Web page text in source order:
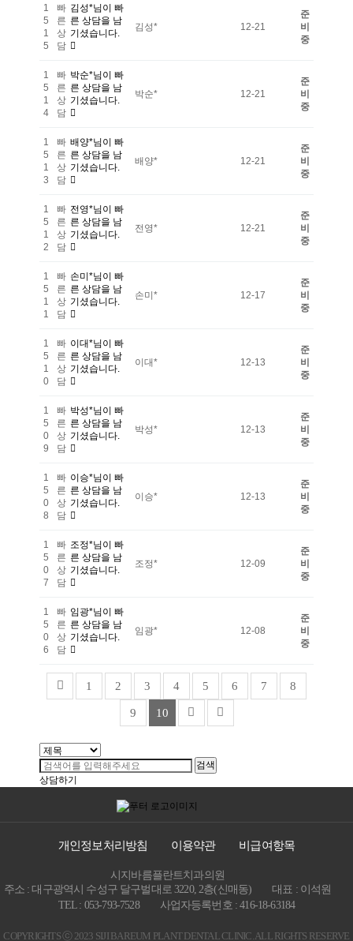
1
5
1
5
빠
른
상
담
김성*님이 빠
른 상담을 남
기셨습니다.
김성* 12-21
준
비
중
1
5
1
4
빠
른
상
담
박순*님이 빠
른 상담을 남
기셨습니다.
박순* 12-21
준
비
중
1
5
1
3
빠
른
상
담
배양*님이 빠
른 상담을 남
기셨습니다.
배양* 12-21
준
비
중
1
5
1
2
빠
른
상
담
전영*님이 빠
른 상담을 남
기셨습니다.
전영* 12-21
준
비
중
1
5
1
1
빠
른
상
담
손미*님이 빠
른 상담을 남
기셨습니다.
손미* 12-17
준
비
중
1
5
1
0
빠
른
상
담
이대*님이 빠
른 상담을 남
기셨습니다.
이대* 12-13
준
비
중
1
5
0
9
빠
른
상
담
박성*님이 빠
른 상담을 남
기셨습니다.
박성* 12-13
준
비
중
1
5
0
8
빠
른
상
담
이승*님이 빠
른 상담을 남
기셨습니다.
이승* 12-13
준
비
중
1
5
0
7
빠
른
상
담
조정*님이 빠
른 상담을 남
기셨습니다.
조정* 12-09
준
비
중
1
5
0
6
빠
른
상
담
임광*님이 빠
른 상담을 남
기셨습니다.
임광* 12-08
준
비
중
1 2 3 4 5 6 7 8
9 10
검색
상담하기
개인정보처리방침 이용약관 비급여항목
시지바름플란트치과의원
주소 : 대구광역시 수성구 달구벌대로 3220, 2층(신매동)
대표 : 이석원
TEL : 053-793-7528
사업자등록번호 : 416-18-63184
COPYRIGHTS ⓒ 2023 SIJI BAREUM PLANT DENTAL CLINIC. ALL RIGHTS RESERVE